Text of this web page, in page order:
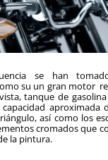
se han
su un gran motor
tanque de
aproximada
así como los
cromados que
la pintura.